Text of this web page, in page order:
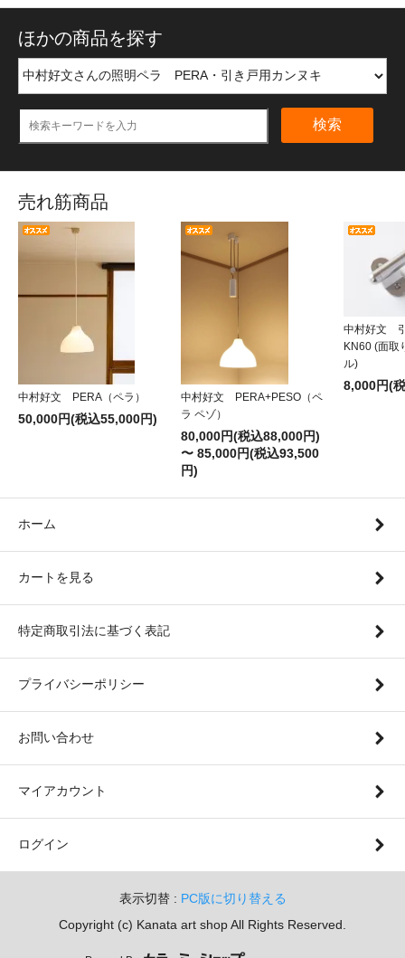
ほかの商品を探す
検索
売れ筋商品
中村好文 PERA（ペラ）
50,000円(税込55,000円)
中村好文 PERA+PESO（ペ
ラ ペゾ）
80,000円(税込88,000円)
〜 85,000円(税込93,500
円)
中村好文
KN60 (面取
ル)
8,000円(
ホーム
カートを見る
特定商取引法に基づく表記
プライバシーポリシー
お問い合わせ
マイアカウント
ログイン
表示切替 : PC版に切り替える
Copyright (c) Kanata art shop All Rights Reserved.